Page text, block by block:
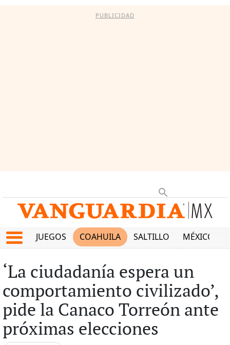
PUBLICIDAD
JUEGOS COAHUILA SALTILLO MÉXICO
‘La ciudadanía espera un
comportamiento civilizado’,
pide la Canaco Torreón ante
próximas elecciones